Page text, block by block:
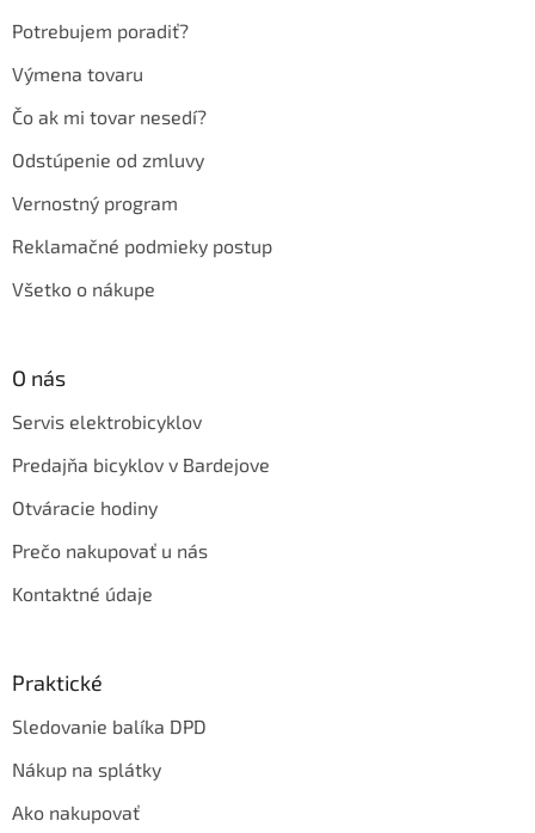
Potrebujem poradiť?
Výmena tovaru
Čo ak mi tovar nesedí?
Odstúpenie od zmluvy
Vernostný program
Reklamačné podmieky postup
Všetko o nákupe
O nás
Servis elektrobicyklov
Predajňa bicyklov v Bardejove
Otváracie hodiny
Prečo nakupovať u nás
Kontaktné údaje
Praktické
Sledovanie balíka DPD
Nákup na splátky
Ako nakupovať